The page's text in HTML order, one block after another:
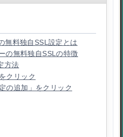
無料独自SSL設定とは
の無料独自SSLの特徴
方法
クリック
の追加」をクリック